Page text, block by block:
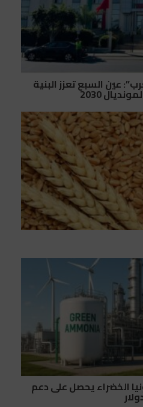
عين السبع تعزز البنية
2030
الخضراء يحصل على دعم